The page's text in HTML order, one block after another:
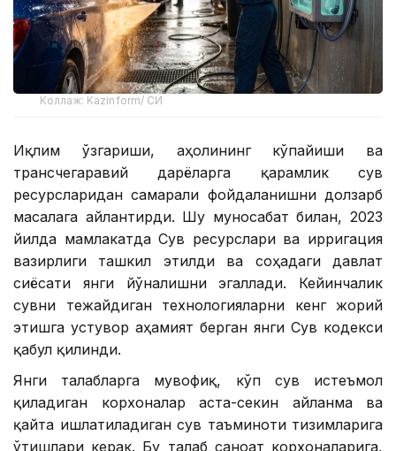
Коллаж: Kazinform/ СИ
Иқлим ўзгариши, аҳолининг кўпайиши ва
трансчегаравий дарёларга қарамлик сув
ресурсларидан самарали фойдаланишни долзарб
масалага айлантирди. Шу муносабат билан, 2023
йилда мамлакатда Сув ресурслари ва ирригация
вазирлиги ташкил этилди ва соҳадаги давлат
сиёсати янги йўналишни эгаллади. Кейинчалик
сувни тежайдиган технологияларни кенг жорий
этишга устувор аҳамият берган янги Сув кодекси
қабул қилинди.
Янги талабларга мувофиқ, кўп сув истеъмол
қиладиган корхоналар аста-секин айланма ва
қайта ишлатиладиган сув таъминоти тизимларига
ўтишлари керак. Бу талаб саноат корхоналарига,